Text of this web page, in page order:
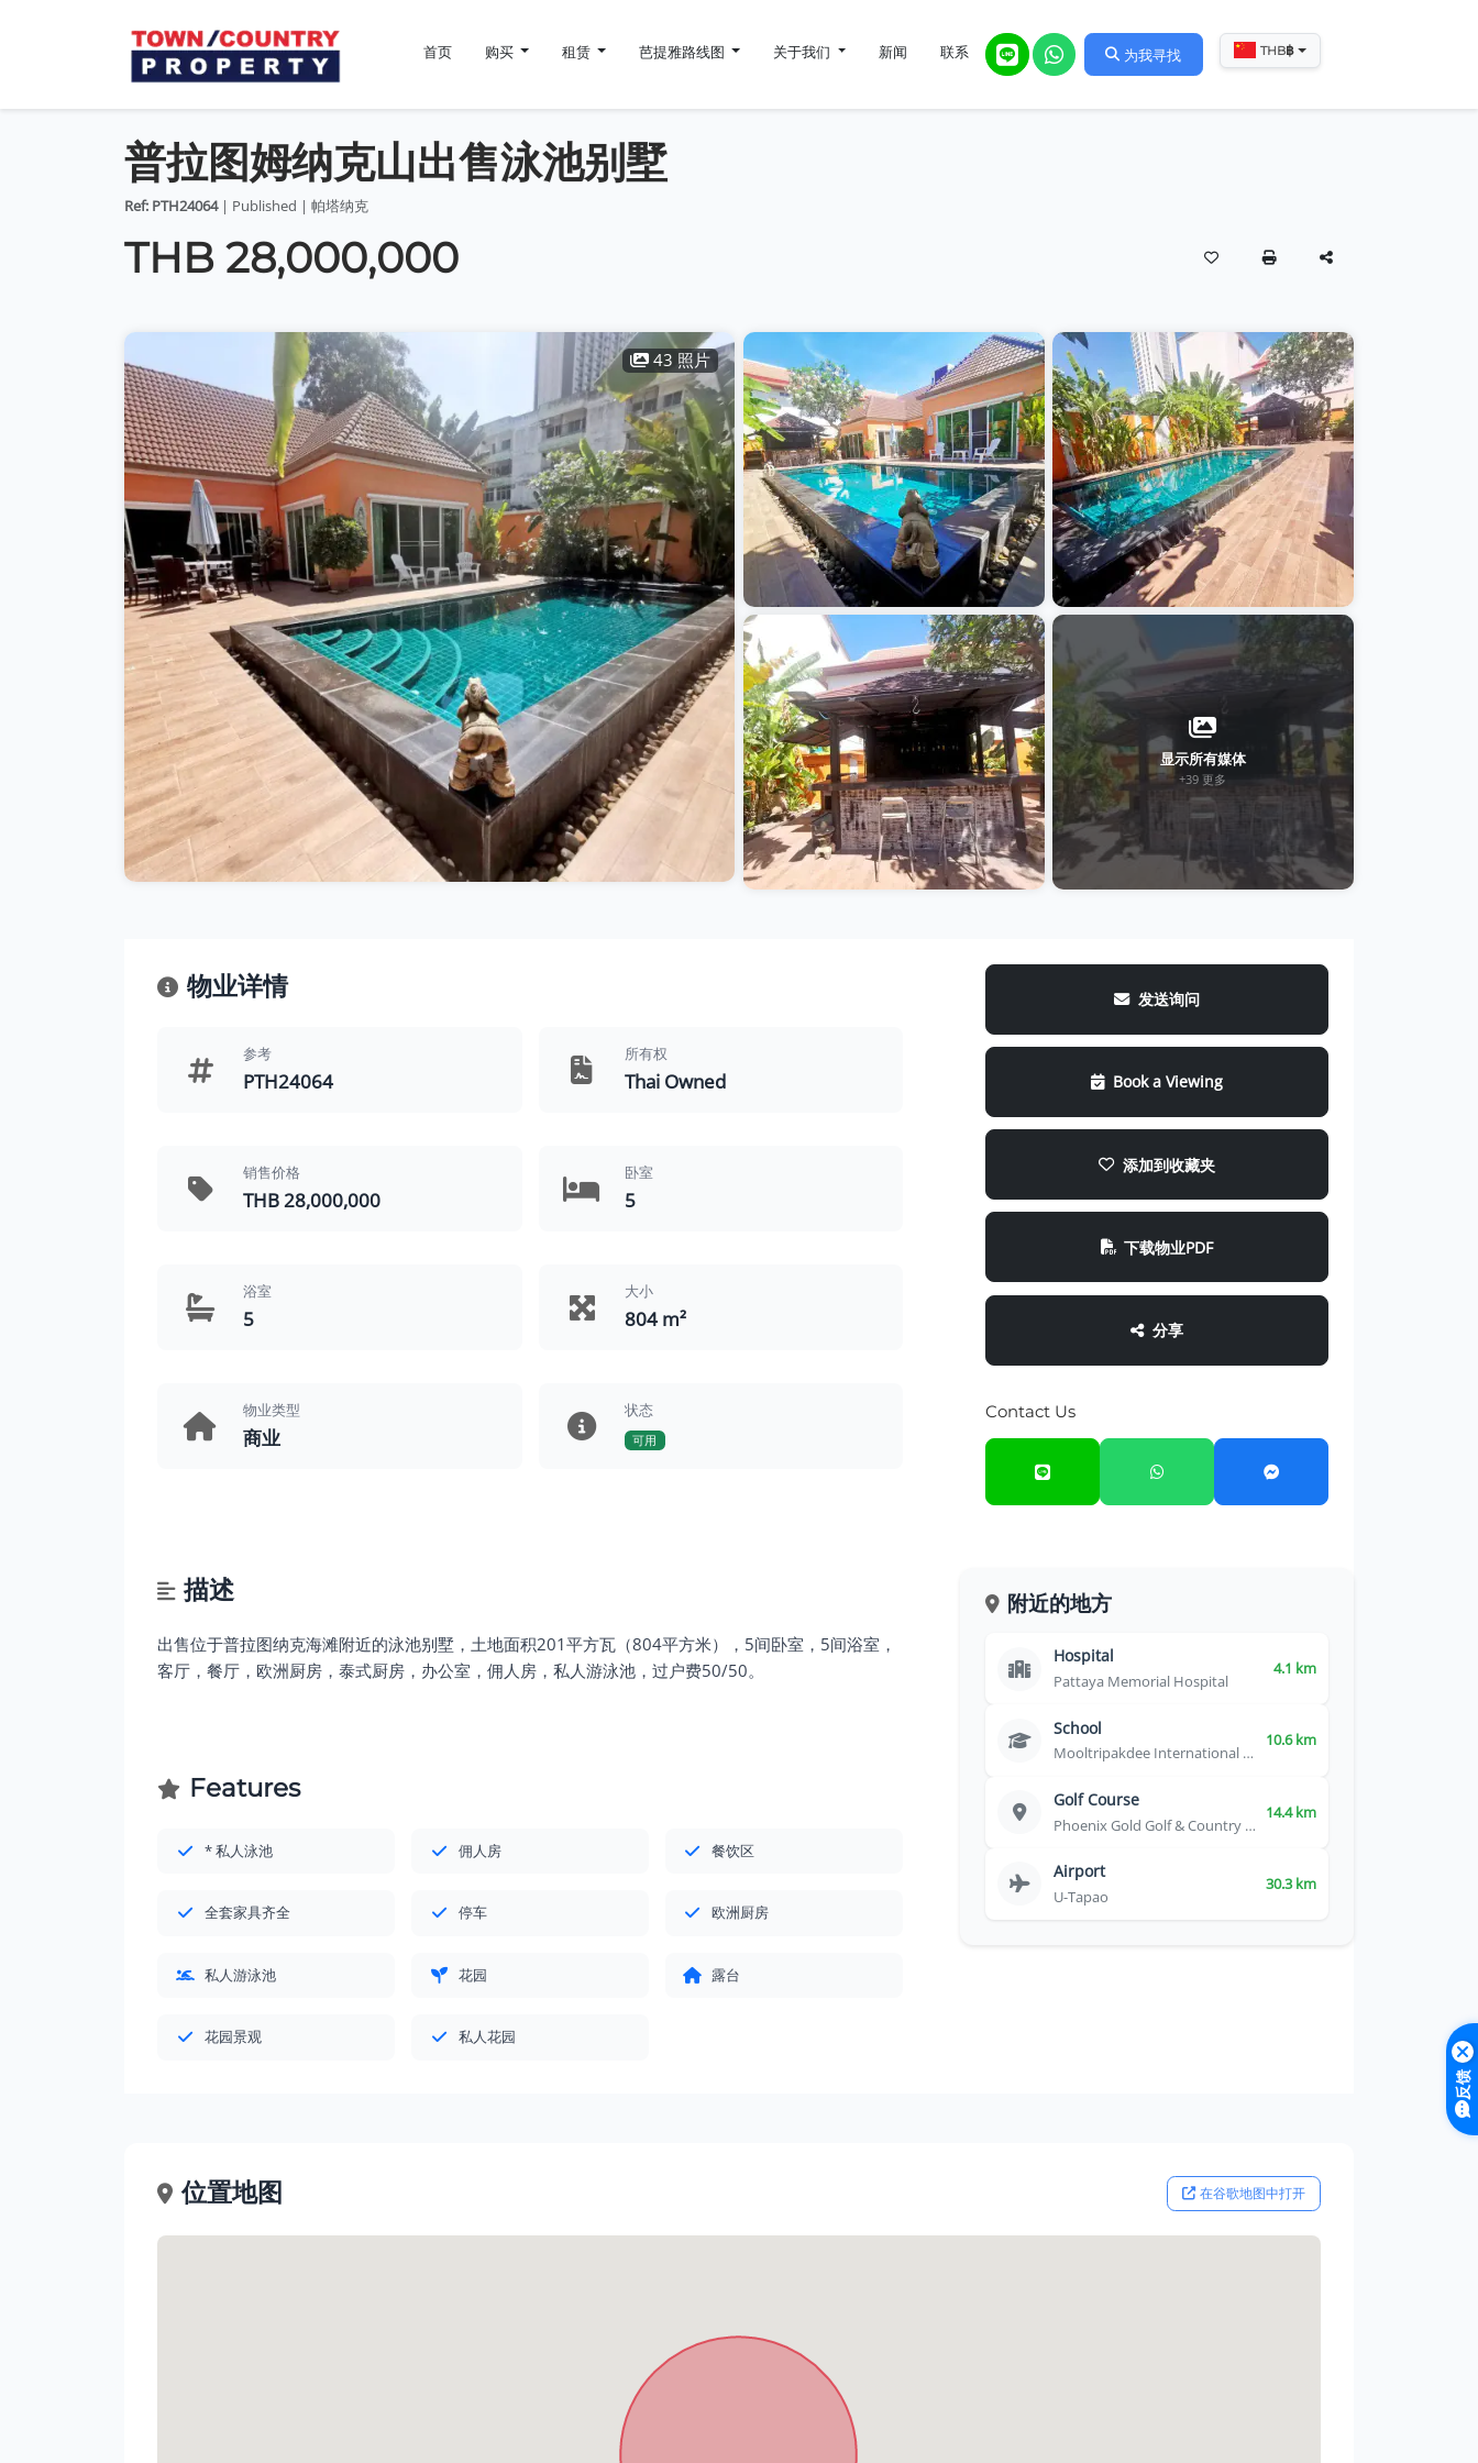
首页 购买 租赁 芭提雅路线图 关于我们 新闻 联系 为我寻找 THB฿
普拉图姆纳克山出售泳池别墅
Ref: PTH24064| Published | 帕塔纳克
THB 28,000,000
43 照片
显示所有媒体
+39 更多
物业详情
参考
PTH24064
所有权
Thai Owned
销售价格
THB 28,000,000
卧室
5
浴室
5
大小
804 m²
物业类型
商业
状态
可用
描述
出售位于普拉图纳克海滩附近的泳池别墅，土地面积201平方瓦（804平方米），5间卧室，5间浴室，
客厅，餐厅，欧洲厨房，泰式厨房，办公室，佣人房，私人游泳池，过户费50/50。
Features
* 私人泳池 佣人房 餐饮区
全套家具齐全 停车 欧洲厨房
私人游泳池 花园 露台
花园景观 私人花园
发送询问
Book a Viewing
添加到收藏夹
下载物业PDF
分享
Contact Us
附近的地方
Hospital
Pattaya Memorial Hospital
4.1 km
School
Mooltripakdee International School
10.6 km
Golf Course
Phoenix Gold Golf & Country Club
14.4 km
Airport
U-Tapao
30.3 km
位置地图 在谷歌地图中打开
反馈